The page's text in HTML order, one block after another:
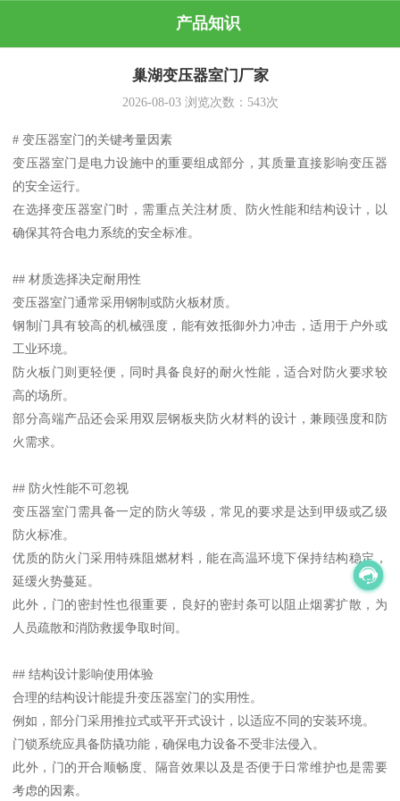
产品知识
巢湖变压器室门厂家
2026-08-03浏览次数： 543次
# 变压器室门的关键考量因素
变压器室门是电力设施中的重要组成部分，其质量直接影响变压器
的安全运行。
在选择变压器室门时，需重点关注材质、防火性能和结构设计，以
确保其符合电力系统的安全标准。
## 材质选择决定耐用性
变压器室门通常采用钢制或防火板材质。
钢制门具有较高的机械强度，能有效抵御外力冲击，适用于户外或
工业环境。
防火板门则更轻便，同时具备良好的耐火性能，适合对防火要求较
高的场所。
部分高端产品还会采用双层钢板夹防火材料的设计，兼顾强度和防
火需求。
## 防火性能不可忽视
变压器室门需具备一定的防火等级，常见的要求是达到甲级或乙级
防火标准。
优质的防火门采用特殊阻燃材料，能在高温环境下保持结构稳定，
延缓火势蔓延。
此外，门的密封性也很重要，良好的密封条可以阻止烟雾扩散，为
人员疏散和消防救援争取时间。
## 结构设计影响使用体验
合理的结构设计能提升变压器室门的实用性。
例如，部分门采用推拉式或平开式设计，以适应不同的安装环境。
门锁系统应具备防撬功能，确保电力设备不受非法侵入。
此外，门的开合顺畅度、隔音效果以及是否便于日常维护也是需要
考虑的因素。